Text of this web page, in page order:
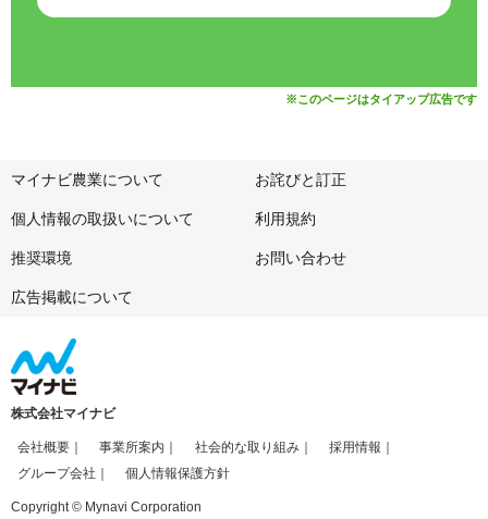
※このページはタイアップ広告です
マイナビ農業について お詫びと訂正
個人情報の取扱いについて 利用規約
推奨環境 お問い合わせ
広告掲載について
株式会社マイナビ
会社概要 事業所案内 社会的な取り組み
採用情報
グループ会社
個人情報保護方針
Copyright © Mynavi Corporation